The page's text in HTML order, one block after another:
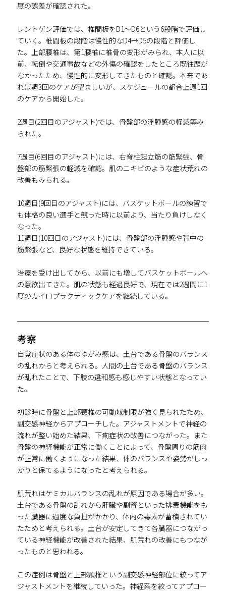
度の誤差が確認された。
レントゲン評価では、椎間板をD1～D6という6段階で評価し
ていく。椎間板の段階は慢性的なD4→D5の段階と評価し
た。上部腰椎は、第1腰椎に椎骨の変形がみられ、本人に以
前、転倒や交通事故などの外傷の確認をしたところ既往歴が
なかったため、慢性的に変形してきたものと確認。本来であ
れば週3回のケアが望ましいが、スケジュールの都合上週1回
のケアから開始した。
2週目(2回目のアジャスト)では、骨盤部の浮腫感の軽減等み
られた。
7週目(6回目のアジャスト)には、右脊柱起立筋の筋緊張、骨
盤部の筋緊張の軽減を確認。肌のニキビのような症状荒れの
改善もみられる。
10週目(9回目のアジャスト)には、バスケットボールの練習で
も体格の良い選手と競った時に以前より、当たり負けしなく
なった。
11週目(10回目のアジャスト)には、骨盤部の浮腫感や背中の
筋緊張など、良好な状態を維持できている。
治療を受け出してから、以前にも増してバスケットボールへ
の意欲出てきた。肌の状態も経過良好で、現在では2週間に1
度のカイロプラクティックケアを継続している。
考察
自覚症状のある体のゆがみ感は、土台である骨盤のバランス
の乱れからと考えられる。人間の土台である骨盤のバランス
が乱れたことで、下肢の違和感も感じやすい状態となってい
た。
初診時に骨盤と上部頸椎の可動域制限が強く見られたため、
副交感神経からアプローチした。アジャストメントで神経の
流れが整い始めた結果、下痢症状の改善につながった。また
骨盤の神経機能が正常に働くことによって、骨盤周りの筋肉
が正常に働くようになった結果、体のバランスや姿勢がしっ
かりと保てるようになったと考えられる。
肌荒れはケミカルバランスの乱れが原因である場合が多い。
土台である骨盤の乱れから肝臓や副腎といった排毒機能をも
った臓器に過度な負担がかかり、体内の毒素が蓄積されてい
たためと考えられる。土台が安定してきて各臓器につながっ
ている神経機能が改善された結果、肌荒れの改善にもつなが
ったものと思われる。
この症例は骨盤と上部頸椎という副交感神経部位に絞ってア
ジャストメントを継続していった。神経系を絞ってアプロー